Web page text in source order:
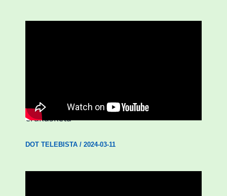
D3.0| ‘Emakumeak Aberria eginez’
erakusketa
DOT TELEBISTA/ 2024-03-11